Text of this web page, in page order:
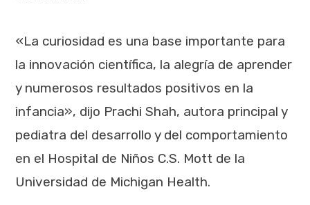
«La curiosidad es una base importante para
la innovación científica, la alegría de aprender
y numerosos resultados positivos en la
infancia», dijo Prachi Shah, autora principal y
pediatra del desarrollo y del comportamiento
en el Hospital de Niños C.S. Mott de la
Universidad de Michigan Health.